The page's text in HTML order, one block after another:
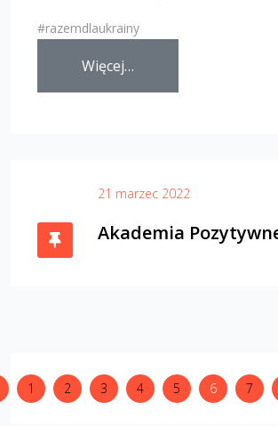
#razemdlaukrainy
Więcej…
21 marzec 2022
Akademia
1 2 3 4 5 6 7